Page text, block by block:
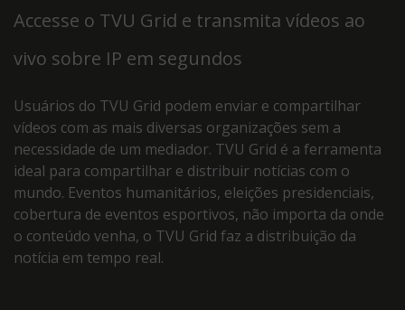
Accesse o TVU Grid e transmita vídeos ao
vivo sobre IP em segundos
Usuários do TVU Grid podem enviar e compartilhar
vídeos com as mais diversas organizações sem a
necessidade de um mediador. TVU Grid é a ferramenta
ideal para compartilhar e distribuir notícias com o
mundo. Eventos humanitários, eleições presidenciais,
cobertura de eventos esportivos, não importa da onde
o conteúdo venha, o TVU Grid faz a distribuição da
notícia em tempo real.